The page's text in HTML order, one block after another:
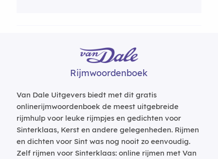
Rijmwoordenboek
Van Dale Uitgevers biedt met dit gratis
onlinerijmwoordenboek de meest uitgebreide
rijmhulp voor leuke rijmpjes en gedichten voor
Sinterklaas, Kerst en andere gelegenheden. Rijmen
en dichten voor Sint was nog nooit zo eenvoudig.
Zelf rijmen voor Sinterklaas: online rijmen met Van